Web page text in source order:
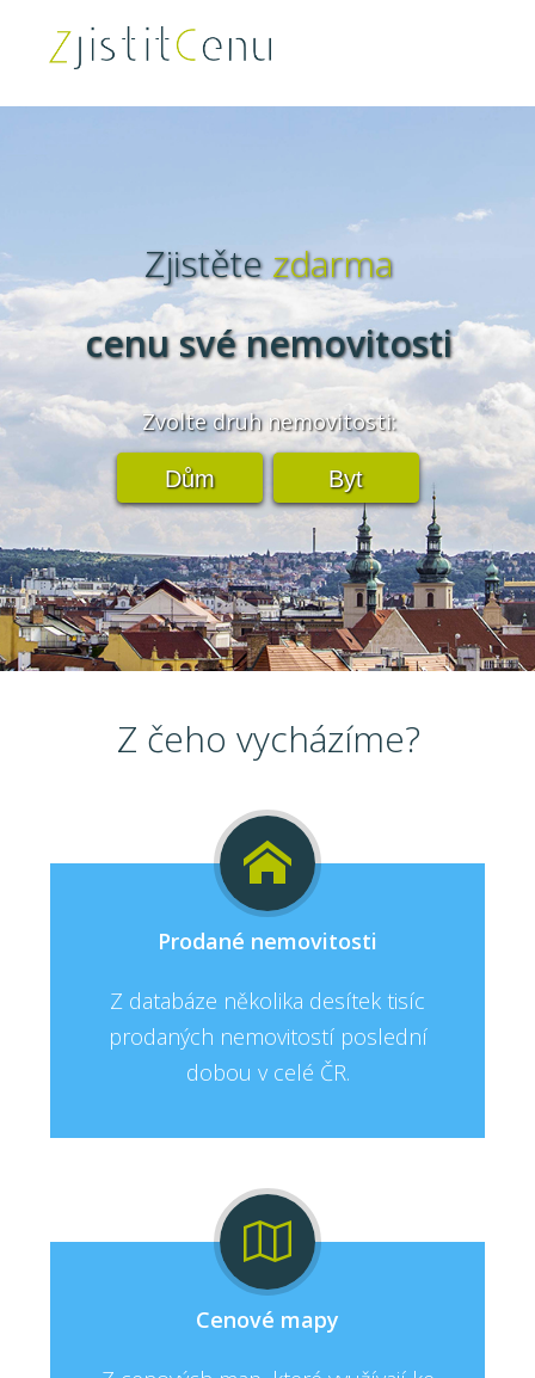
Zjistěte zdarma
cenu své nemovitosti
Zvolte druh nemovitosti:
Dům Byt
Z čeho vycházíme?
Prodané nemovitosti
Z databáze několika desítek tisíc
prodaných nemovitostí poslední
dobou v celé ČR.
Cenové mapy